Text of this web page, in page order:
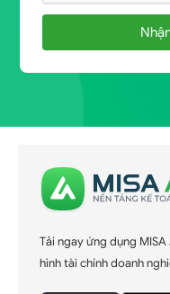
Tải ngay ứng dụng
hình tài chính doanh